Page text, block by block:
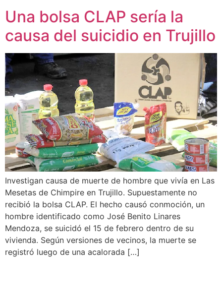
Una bolsa CLAP sería la
causa del suicidio en Trujillo
Investigan causa de muerte de hombre que vivía en Las
Mesetas de Chimpire en Trujillo. Supuestamente no
recibió la bolsa CLAP. El hecho causó conmoción, un
hombre identificado como José Benito Linares
Mendoza, se suicidó el 15 de febrero dentro de su
vivienda. Según versiones de vecinos, la muerte se
registró luego de una acalorada […]